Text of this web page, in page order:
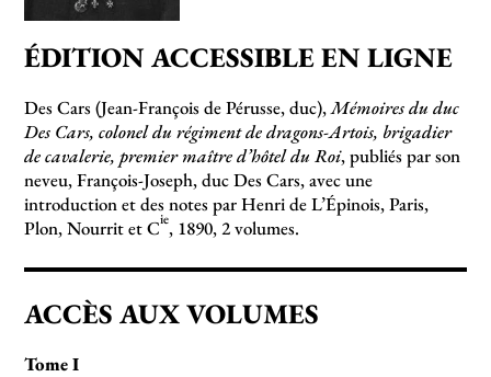
ÉDITION ACCESSIBLE EN LIGNE
Des Cars (Jean-François de Pérusse, duc),Mémoires du duc
Des Cars, colonel du régiment de dragons-Artois, brigadier
de cavalerie, premier maître d’hôtel du Roi, publiés par son
neveu, François-Joseph, duc Des Cars, avec une
introduction et des notes par Henri de L’Épinois, Paris,
Plon, Nourrit et Cie, 1890, 2 volumes.
ACCÈS AUX VOLUMES
Tome I